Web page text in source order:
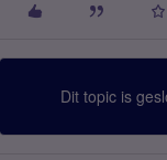
Dit topic is